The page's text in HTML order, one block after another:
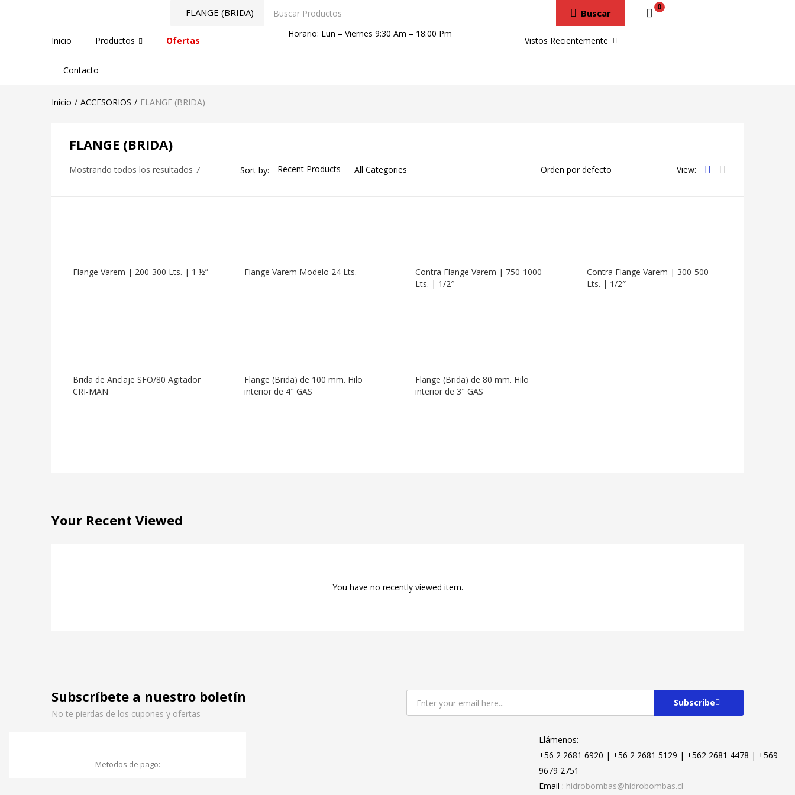
Buscar
0
Inicio Productos Ofertas
Contacto
Horario: Lun – Viernes 9:30 Am – 18:00 Pm
Vistos Recientemente
Inicio ACCESORIOS FLANGE (BRIDA)
FLANGE (BRIDA)
Mostrando todos los resultados 7 Sort by: View:
Flange Varem | 200-300 Lts. | 1 ½” Flange Varem Modelo 24 Lts.
Contra Flange Varem | 750-1000
Lts. | 1/2″
Contra Flange Varem | 300-500
Lts. | 1/2″
Brida de Anclaje SFO/80 Agitador
CRI-MAN
Flange (Brida) de 100 mm. Hilo
interior de 4″ GAS
Flange (Brida) de 80 mm. Hilo
interior de 3″ GAS
Your Recent Viewed
You have no recently viewed item.
Subscríbete a nuestro boletín
No te pierdas de los cupones y ofertas
Subscribe
Metodos de pago:
Llámenos:
+56 2 2681 6920 | +56 2 2681 5129 | +562 2681 4478 | +569
9679 2751
Email : hidrobombas@hidrobombas.cl